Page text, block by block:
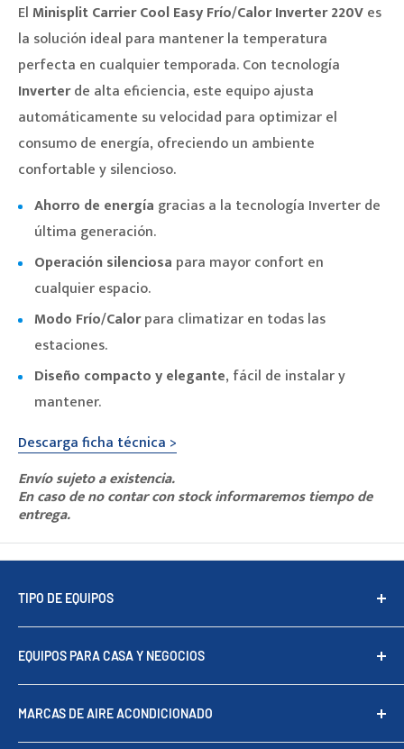
ElMinisplit Carrier Cool Easy Frío/Calor Inverter 220Ves
la solución ideal para mantener la temperatura
perfecta en cualquier temporada. Con tecnología
Inverterde alta eficiencia, este equipo ajusta
automáticamente su velocidad para optimizar el
consumo de energía, ofreciendo un ambiente
confortable y silencioso.
Ahorro de energía gracias a la tecnología Inverter de
última generación.
Operación silenciosa para mayor confort en
cualquier espacio.
Modo Frío/Calorpara climatizar en todas las
estaciones.
Diseño compacto y elegante, fácil de instalar y
mantener.
Descarga ficha técnica >
Envío sujeto a existencia.
En caso de no contar con stock informaremos tiempo de
entrega.
TIPO DE EQUIPOS
Equipos Piso Techo
Equipos tipo cassette
Minisplits
Fan & Coil
EQUIPOS PARA CASA Y NEGOCIOS
Aire acondicionado para oficinas
Aire acondicionado para casa
MARCAS DE AIRE ACONDICIONADO